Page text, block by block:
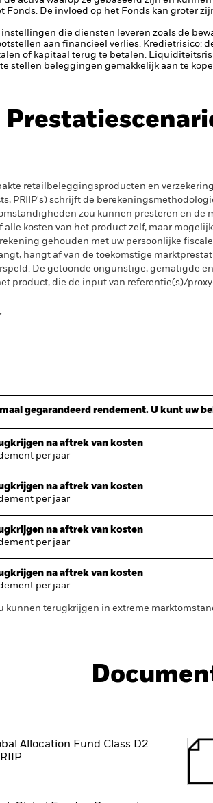
Fonds. De invloed op het Fonds kan groter
instellingen die diensten leveren zoals de
aan financieel verlies. Kredietrisico:
of kapitaal terug te betalen.
stellen beleggingen gemakkelijk aan te
retailbeleggingsproducten en
PRIIP's) schrijft de
zou kunnen presteren en de
kosten van het product zelf, maar
gehouden met uw persoonlijke
hangt af van de toekomstige
De getoonde ongunstige, gematigde
product, die de input van referentie(s)/
gegarandeerd rendement. U kunt uw
na aftrek van kosten
per jaar
na aftrek van kosten
per jaar
na aftrek van kosten
per jaar
na aftrek van kosten
per jaar
kunnen terugkrijgen in extreme
Allocation Fund Class D2